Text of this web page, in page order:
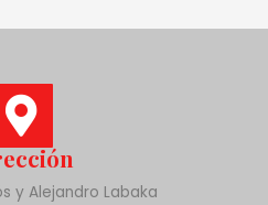
y Alejandro Labaka